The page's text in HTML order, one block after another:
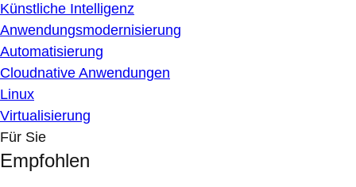
Künstliche Intelligenz
Anwendungsmodernisierung
Automatisierung
Cloudnative Anwendungen
Linux
Virtualisierung
Für Sie
Empfohlen